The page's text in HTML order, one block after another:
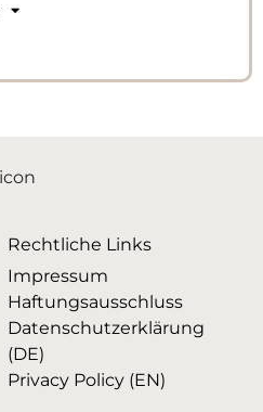
Rechtliche Links
Impressum
Haftungsausschluss
Datenschutzerklärung
(DE)
Privacy Policy (EN)